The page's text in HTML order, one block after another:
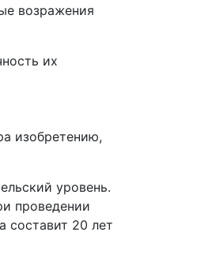
возражения
их
изобретению,
уровень.
проведении
составит 20 лет